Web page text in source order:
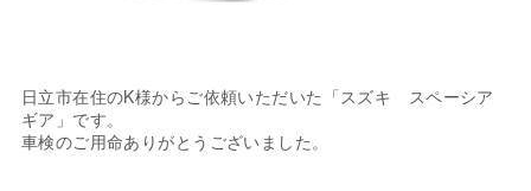
日立市在住のK様からご依頼いただいた「スズキ スペーシア
ギア」です。
車検のご用命ありがとうございました。